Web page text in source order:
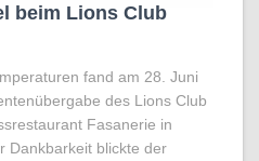
beim Lions Club
fand am 28. Juni
des Lions Club
Fasanerie in
Dankbarkeit blickte der